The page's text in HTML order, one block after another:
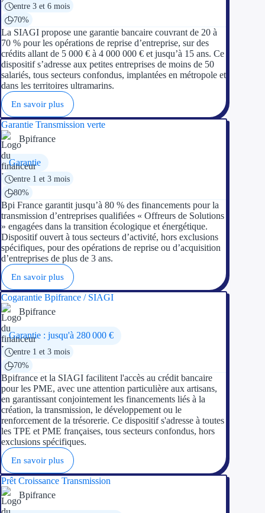
entre 3 et 6 mois
70%
La SIAGI propose une garantie bancaire couvrant de 20 à
70 % pour les opérations de reprise d’entreprise, sur des
crédits allant de 5 000 € à 4 000 000 € et jusqu’à 15 ans. Ce
dispositif s’adresse aux petites entreprises de moins de 50
salariés, tous secteurs confondus, implantées en métropole et
dans les territoires ultramarins.
En savoir plus
Garantie Transmission verte
Bpifrance
Garantie
entre 1 et 3 mois
80%
Bpi France garantit jusqu’à 80 % des financements pour la
transmission d’entreprises qualifiées « Offreurs de Solutions
» engagées dans la transition écologique et énergétique.
Dispositif ouvert à tous secteurs d’activité, hors exclusions
spécifiques, pour des opérations de reprise ou d’acquisition
d’entreprises de plus de 3 ans.
En savoir plus
Cogarantie Bpifrance / SIAGI
Bpifrance
Garantie : jusqu'à 280 000 €
entre 1 et 3 mois
70%
Bpifrance et la SIAGI facilitent l'accès au crédit bancaire
pour les PME, avec une attention particulière aux artisans,
en garantissant conjointement les financements liés à la
création, la transmission, le développement ou le
renforcement de la trésorerie. Ce dispositif s'adresse à toutes
les TPE et PME françaises, tous secteurs confondus, hors
exclusions spécifiques.
En savoir plus
Prêt Croissance Transmission
Bpifrance